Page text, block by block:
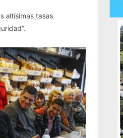
altísimas tasas